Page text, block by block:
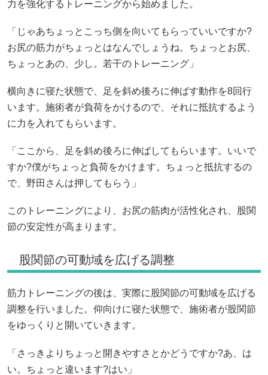
力を強化するトレーニングから始めました。
「じゃあちょっとこっち側を向いてもらっていいですか?
お尻の筋力がちょっとはなんでしょうね。ちょっとお尻、
ちょっとあの、少し。若干のトレーニング」
横向きに寝た状態で、足を斜め後ろに伸ばす動作を8回行
います。施術者が負荷をかけるので、それに抵抗するよう
に力を入れてもらいます。
「ここから、足を斜め後ろに伸ばしてもらいます。いいで
すか?僕がちょっと負荷をかけます。ちょっと抵抗するの
で、野田さんは押してもらう」
このトレーニングにより、お尻の筋肉が活性化され、股関
節の安定性が高まります。
股関節の可動域を広げる調整
筋力トレーニングの後は、実際に股関節の可動域を広げる
調整を行いました。仰向けに寝た状態で、施術者が股関節
をゆっくりと開いていきます。
「さっきよりちょっと開きやすさとかどうですか?あ、は
い。ちょっと違います?はい」